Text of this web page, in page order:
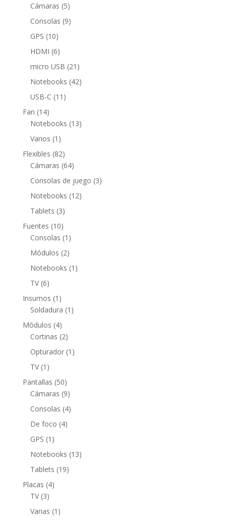
Cámaras 55
productos
Consolas 99
GPS 1010
productos
HDMI 66
productos
micro USB 21 21
productos
Notebooks 4242
USB-C 11 11
Fan 1414
productos
Notebooks 1313
Varios 1 1
producto
Flexibles 8282
productos
Cámaras 6464
productos
Consolas de juego 33
Notebooks 1212
Tablets 33
productos
Fuentes 1010
productos
Consolas 1 1
producto
Módulos 22
productos
Notebooks 1 1
TV 66
productos
Insumos 1 1
producto
Soldadura 1 1
Módulos 44
productos
Cortinas 22
productos
Opturador 1 1
TV 1 1
producto
Pantallas 5050
productos
Cámaras 99
productos
Consolas 44
De foco 44
GPS 1 1
producto
Notebooks 1313
Tablets 1919
Placas 44
TV 33
productos
Varias 1 1